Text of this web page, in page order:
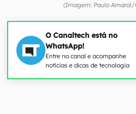
(Imagem: Paulo Amaral/
O Canaltech está no
WhatsApp!
Entre no canal e acompanhe
notícias e dicas de tecnologia